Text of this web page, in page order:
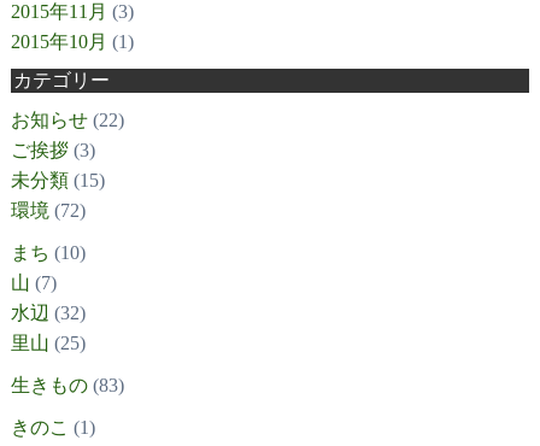
2015年11月 (3)
2015年10月 (1)
カテゴリー
お知らせ(22)
ご挨拶(3)
未分類(15)
環境 (72)
まち (10)
山 (7)
水辺 (32)
里山 (25)
生きもの(83)
きのこ (1)